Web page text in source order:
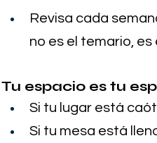
Revisa cada
no es el temario, es
Tu espacio es tu
Si tu lugar está
Si tu mesa está